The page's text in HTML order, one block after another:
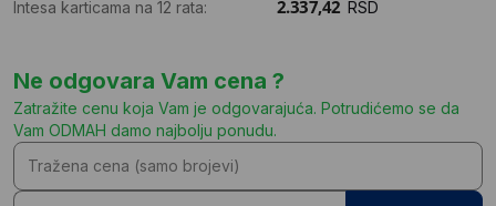
Intesa karticama na 12 rata:
RSD
Ne odgovara Vam cena ?
Zatražite cenu koja Vam je odgovarajuća. Potrudićemo se da
Vam ODMAH damo najbolju ponudu.